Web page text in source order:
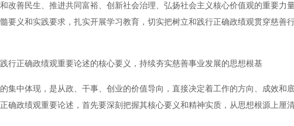
改善民生、推进共同富裕、创新社会治理、弘扬社会主义核心价值观的重要力
要义和实践要求，扎实开展学习教育，切实把树立和践行正确政绩观贯穿慈善
行正确政绩观重要论述的核心要义，持续夯实慈善事业发展的思想根基
集中体现，是从政、干事、创业的价值导向，直接决定着工作的方向、成效和
确政绩观重要论述，首先要深刻把握其核心要义和精神实质，从思想根源上厘